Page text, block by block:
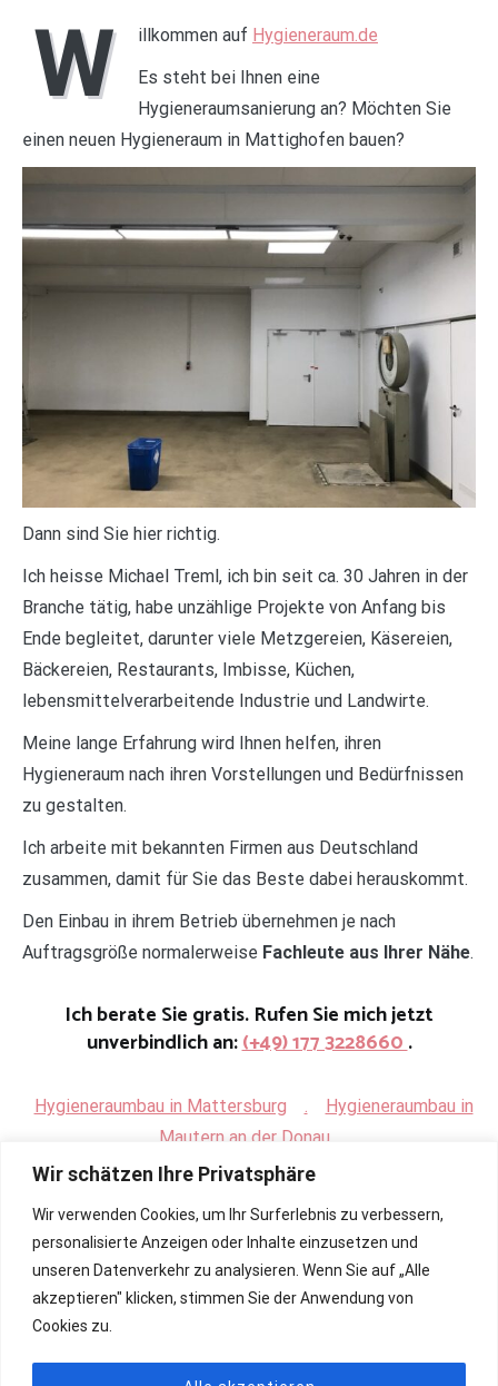
Wir schätzen Ihre Privatsphäre
Wir verwenden Cookies, um Ihr Surferlebnis zu verbessern,
personalisierte Anzeigen oder Inhalte einzusetzen und
unseren Datenverkehr zu analysieren. Wenn Sie auf „Alle
akzeptieren" klicken, stimmen Sie der Anwendung von
Cookies zu.
W illkommen auf Hygieneraum.de
Es steht bei Ihnen eine
Hygieneraumsanierung an? Möchten Sie
einen neuen Hygieneraum in Mattighofen bauen?
Dann sind Sie hier richtig.
Ich heisse Michael Treml, ich bin seit ca. 30 Jahren in der
Branche tätig, habe unzählige Projekte von Anfang bis
Ende begleitet, darunter viele Metzgereien, Käsereien,
Bäckereien, Restaurants, Imbisse, Küchen,
lebensmittelverarbeitende Industrie und Landwirte.
Meine lange Erfahrung wird Ihnen helfen, ihren
Hygieneraum nach ihren Vorstellungen und Bedürfnissen
zu gestalten.
Ich arbeite mit bekannten Firmen aus Deutschland
zusammen, damit für Sie das Beste dabei herauskommt.
Den Einbau in ihrem Betrieb übernehmen je nach
Auftragsgröße normalerweise Fachleute aus Ihrer Nähe.
Ich berate Sie gratis. Rufen Sie mich jetzt
unverbindlich an:(+49) 177 3228660.
Hygieneraumbau in Mattersburg .
Hygieneraumbau in
Mautern an der Donau